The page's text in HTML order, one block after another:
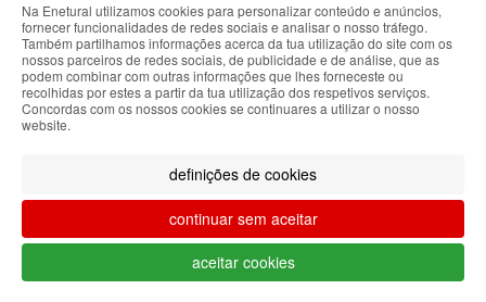
apresentadas são válidas até ao dia 10-
08-2026.
Designed & developed byBsolus
Filtrar por
ABOUT THE COOKIES
Enetural handles information about your visit using
cookies that improve the performance of the
website, facilitate sharing via social networks and
continuing to browse our site, you accept the use of
these cookies. For more information, see our
Privacy and Cookie Policy. You can configure your
preferences in Cookie settings.
Accepted
O teu carrinho está vazio.
Voltar à loja
Na Enetural utilizamos cookies para personalizar conteúdo e anúncios,
fornecer funcionalidades de redes sociais e analisar o nosso tráfego.
Também partilhamos informações acerca da tua utilização do site com os
nossos parceiros de redes sociais, de publicidade e de análise, que as
podem combinar com outras informações que lhes forneceste ou
recolhidas por estes a partir da tua utilização dos respetivos serviços.
Concordas com os nossos cookies se continuares a utilizar o nosso
website.
definições de cookies
continuar sem aceitar
aceitar cookies